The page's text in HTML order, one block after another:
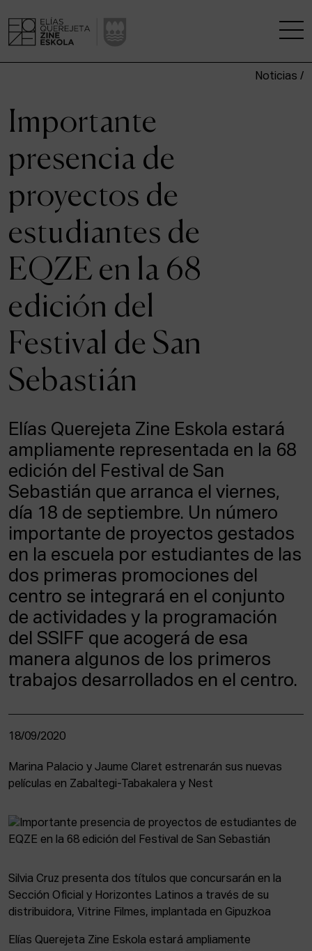
CENTRO DE INVESTIGACIÓN
ESTUDIOS
KINOFABRIKA
COMUNIDAD
LA CASA DEL CINE
ACTUALIDAD
EUS
Noticias /
Importante
presencia de
proyectos de
estudiantes de
EQZE en la 68
edición del
Festival de San
Sebastián
Elías Querejeta Zine Eskola estará
ampliamente representada en la 68
edición del Festival de San
Sebastián que arranca el viernes,
día 18 de septiembre. Un número
importante de proyectos gestados
en la escuela por estudiantes de las
dos primeras promociones del
centro se integrará en el conjunto
de actividades y la programación
del SSIFF que acogerá de esa
manera algunos de los primeros
trabajos desarrollados en el centro.
18/09/2020
Marina Palacio y Jaume Claret estrenarán sus nuevas
películas en Zabaltegi-Tabakalera y Nest
Silvia Cruz presenta dos títulos que concursarán en la
Sección Oficial y Horizontes Latinos a través de su
distribuidora, Vitrine Filmes, implantada en Gipuzkoa
Elías Querejeta Zine Eskola estará ampliamente